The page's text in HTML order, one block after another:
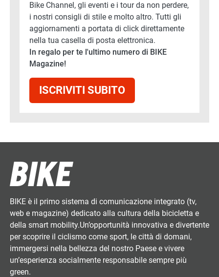
Bike Channel, gli eventi e i tour da non perdere,
i nostri consigli di stile e molto altro. Tutti gli
aggiornamenti a portata di click direttamente
nella tua casella di posta elettronica.
In regalo per te l'ultimo numero di BIKE
Magazine!
ISCRIVITI SUBITO
BIKE è il primo sistema di comunicazione integrato (tv,
web e magazine) dedicato alla cultura della bicicletta e
della smart mobility.Un’opportunità innovativa e divertente
per scoprire il ciclismo come sport, le città di domani,
immergersi nella bellezza del nostro Paese e vivere
un’esperienza socialmente responsabile sempre più
green.